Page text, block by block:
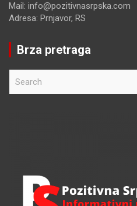
Mail: info@pozitivnasrpska.com
Adresa: Prnjavor, RS
Brza pretraga